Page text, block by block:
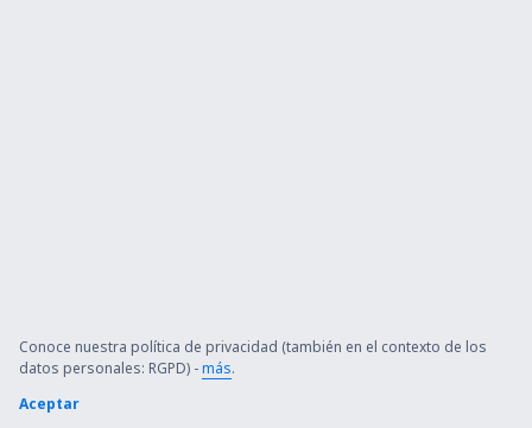
Conoce nuestra política de privacidad (también en el contexto de los
datos personales: RGPD) -más.
Aceptar